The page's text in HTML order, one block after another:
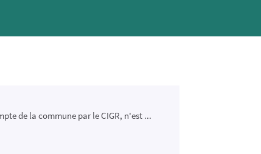
de la commune par le CIGR, n'est ...